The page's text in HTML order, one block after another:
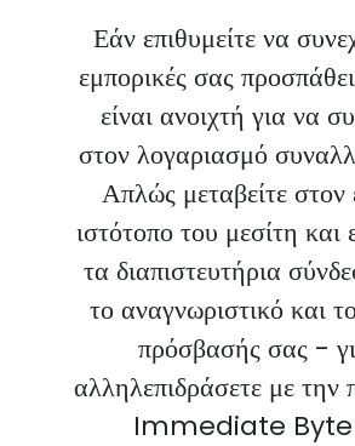
Εάν επιθυμείτε να
εμπορικές σας
είναι ανοιχτή για να
στον λογαριασμό
Απλώς μεταβείτε στον
ιστότοπο του μεσίτη και
τα διαπιστευτήρια
το αναγνωριστικό και
πρόσβασής σας -
αλληλεπιδράσετε με
Immediate Byte